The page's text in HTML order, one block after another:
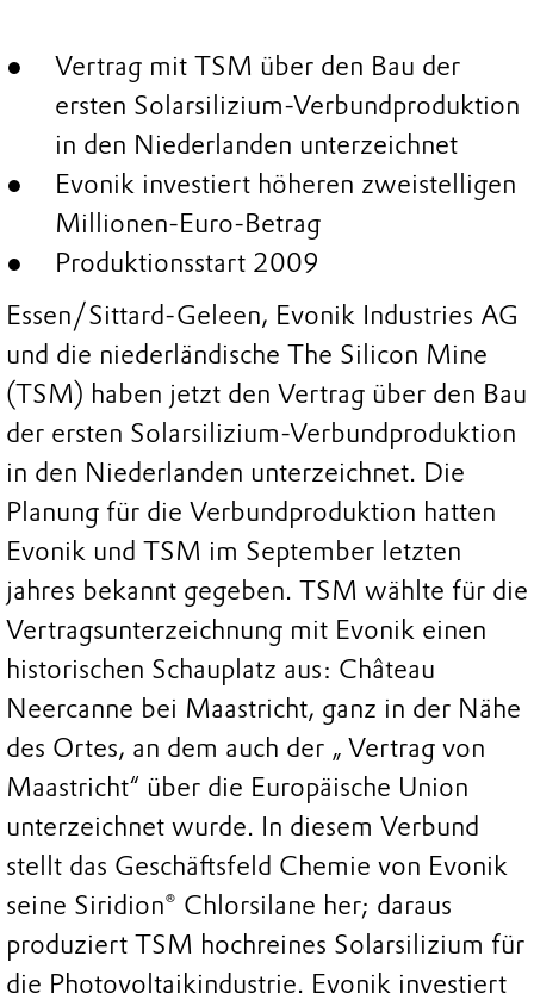
Vertrag mit TSM über den Bau der
ersten Solarsilizium-Verbundproduktion
in den Niederlanden unterzeichnet
Evonik investiert höheren zweistelligen
Millionen-Euro-Betrag
Produktionsstart 2009
Essen/Sittard-Geleen, Evonik Industries AG
und die niederländische The Silicon Mine
(TSM) haben jetzt den Vertrag über den Bau
der ersten Solarsilizium-Verbundproduktion
in den Niederlanden unterzeichnet. Die
Planung für die Verbundproduktion hatten
Evonik und TSM im September letzten
jahres bekannt gegeben. TSM wählte für die
Vertragsunterzeichnung mit Evonik einen
historischen Schauplatz aus: Château
Neercanne bei Maastricht, ganz in der Nähe
des Ortes, an dem auch der „ Vertrag von
Maastricht“ über die Europäische Union
unterzeichnet wurde. In diesem Verbund
stellt das Geschäftsfeld Chemie von Evonik
seine Siridion® Chlorsilane her; daraus
produziert TSM hochreines Solarsilizium für
die Photovoltaikindustrie. Evonik investiert